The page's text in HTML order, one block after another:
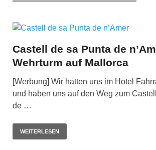
Castell de sa Punta de
Wehrturm auf Mallorca
[Werbung] Wir hatten uns im Hotel
und haben uns auf den Weg zum
de …
WEITERLESEN